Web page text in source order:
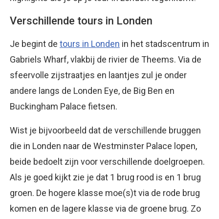
Verschillende tours in Londen
Je begint de tours in Londen in het stadscentrum in
Gabriels Wharf, vlakbij de rivier de Theems. Via de
sfeervolle zijstraatjes en laantjes zul je onder
andere langs de Londen Eye, de Big Ben en
Buckingham Palace fietsen.
Wist je bijvoorbeeld dat de verschillende bruggen
die in Londen naar de Westminster Palace lopen,
beide bedoelt zijn voor verschillende doelgroepen.
Als je goed kijkt zie je dat 1 brug rood is en 1 brug
groen. De hogere klasse moe(s)t via de rode brug
komen en de lagere klasse via de groene brug. Zo